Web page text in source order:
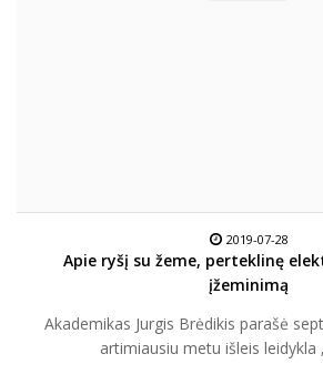
2019-07-28
Apie ryšį su žeme, perteklinę
įžeminimą
Akademikas Jurgis Brėdikis parašė
artimiausiu metu išleis leidykla